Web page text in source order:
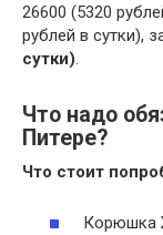
26600 (5320
рублей в сутки),
сутки).
Что надо
Питере?
Что стоит
Корюшка